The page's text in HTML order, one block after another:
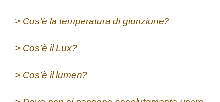
> Cos’è la temperatura di giunzione?
> Cos’è il Lux?
> Cos’è il lumen?